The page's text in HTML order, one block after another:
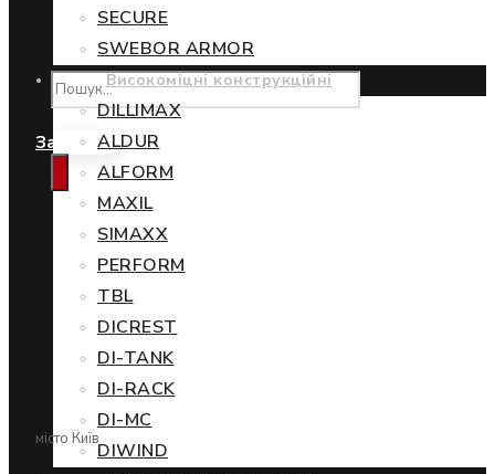
Замовити
місто Київ
SECURE
SWEBOR ARMOR
Високоміцні конструкційні
DILLIMAX
ALDUR
ALFORM
MAXIL
SIMAXX
PERFORM
TBL
DICREST
DI-TANK
DI-RACK
DI-MC
DIWIND